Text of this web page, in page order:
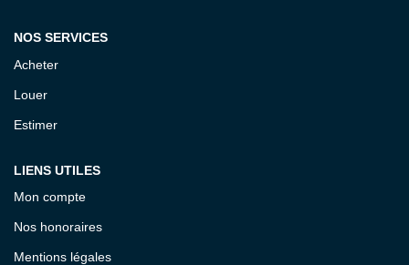
NOS SERVICES
Acheter
Louer
Estimer
LIENS UTILES
Mon compte
Nos honoraires
Mentions légales